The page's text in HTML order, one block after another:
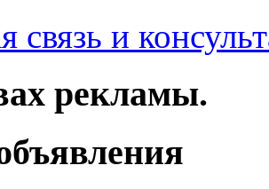
связь и
рекламы.